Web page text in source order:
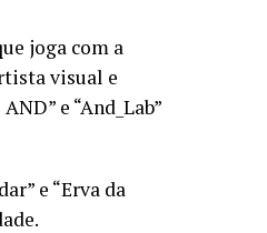
joga com a
visual e
e “And_Lab”
e “Erva da